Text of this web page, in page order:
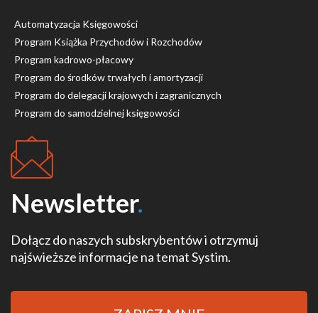
Automatyzacja Księgowości
Program Książka Przychodów i Rozchodów
Program kadrowo-płacowy
Program do środków trwałych i amortyzacji
Program do delegacji krajowych i zagranicznych
Program do samodzielnej księgowości
Newsletter.
Dołącz do naszych subskrybentów i otrzymuj
najświeższe informacje na temat Systim.